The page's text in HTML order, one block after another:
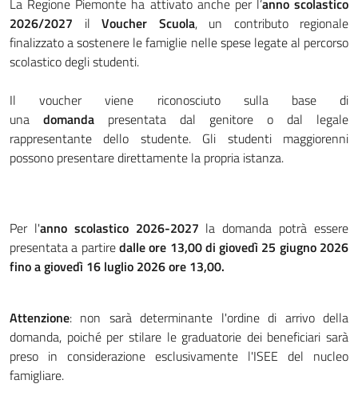
La Regione Piemonte ha attivato anche per l’anno scolastico
2026/2027 il Voucher Scuola, un contributo regionale
finalizzato a sostenere le famiglie nelle spese legate al percorso
scolastico degli studenti.
Il voucher viene riconosciuto sulla base di
una domanda presentata dal genitore o dal legale
rappresentante dello studente. Gli studenti maggiorenni
possono presentare direttamente la propria istanza.
Per l'anno scolastico 2026-2027 la domanda potrà essere
presentata a partiredalleore 13,00 di giovedì 25 giugno 2026
fino a giovedì 16 luglio 2026 ore 13,00.
Attenzione: non sarà determinante l'ordine di arrivo della
domanda, poiché per stilare le graduatorie dei beneficiari sarà
preso in considerazione esclusivamente l'ISEE del nucleo
famigliare.